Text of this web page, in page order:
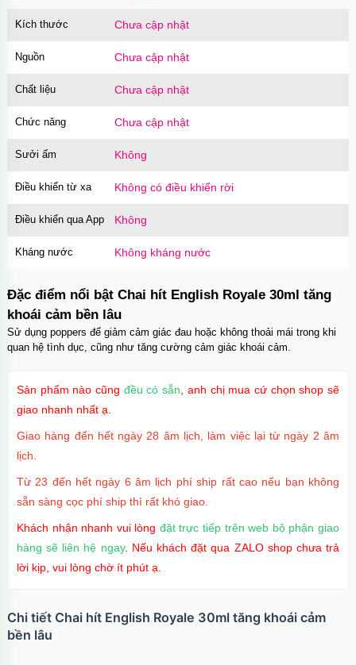
giản
Ốp lưng MagSafe iPhone 17 Air Clear Case
trong suốt
Ốp lưng iPhone 17 Air TPU Space trong suốt
tối giản
Ốp lưng iPhone 17 Pro Clear Case Magnetic
trong suốt
MãOPC17PR trị giá 70.000₫
suốt tối giản
MãOPC17 trị giá
Ốp lưng iPhone 17 Pro Max Clear Case
Mã
OPC17MX trị giá 70.000₫
suốt
MãOP17MX trị giá70.000₫
Kích thước Chưa cập nhật
Nguồn Chưa cập nhật
Chất liệu Chưa cập nhật
Chức năng Chưa cập nhật
Sưởi ấm Không
Điều khiển từ xa Không có điều khiển rời
Điều khiển qua App Không
Kháng nước Không kháng nước
Đặc điểm nổi bật Chai hít English Royale 30ml tăng
khoái cảm bền lâu
Sử dụng poppers để giảm cảm giác đau hoặc không thoải mái trong khi
quan hệ tình dục, cũng như tăng cường cảm giác khoái cảm.
Sản phẩm nào cũng đều có sẵn , anh chị mua cứ chọn shop sẽ
giao nhanh nhất ạ.
Giao hàng đến hết ngày 28 âm lịch, làm việc lại từ ngày 2 âm
lịch.
Từ 23 đến hết ngày 6 âm lịch phí ship rất cao nếu bạn không
sẵn sàng cọc phí ship thì rất khó giao.
Khách nhận nhanh vui lòng đặt trực tiếp trên web bộ phận giao
hàng sẽ liên hệ ngay. Nếu khách đặt qua ZALO shop chưa trả
lời kịp, vui lòng chờ ít phút ạ.
Chi tiết Chai hít English Royale 30ml tăng khoái cảm
bền lâu